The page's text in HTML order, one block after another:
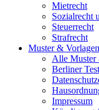
Mietrecht
Sozialrecht
Steuerrecht
Strafrecht
Muster & Vorlagen
Alle Muster
Berliner
Impressum